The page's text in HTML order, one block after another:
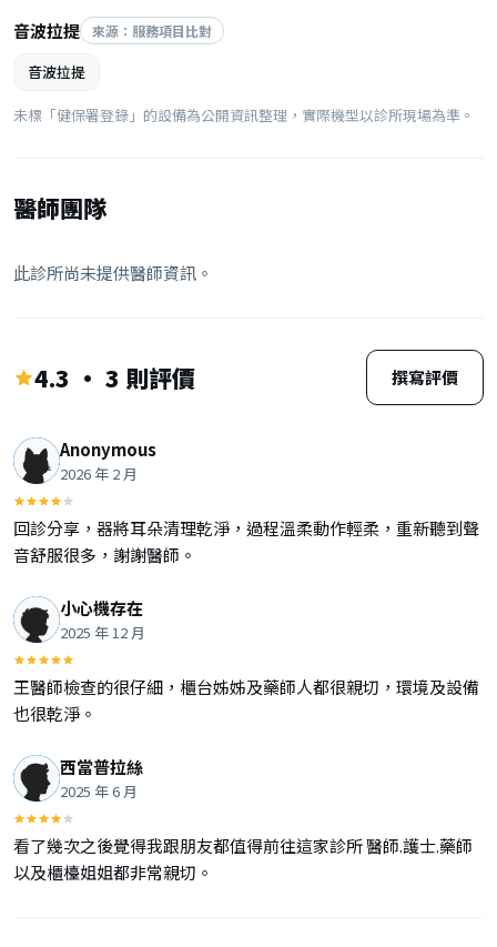
音波拉提 來源：服務項目比對
音波拉提
未標「健保署登錄」的設備為公開資訊整理，實際機型以診所現場為準。
醫師團隊
此診所尚未提供醫師資訊。
4.3 · 3 則評價 撰寫評價
Anonymous
2026 年 2 月
回診分享，器將耳朵清理乾淨，過程溫柔動作輕柔，重新聽到聲
音舒服很多，謝謝醫師。
小心機存在
2025 年 12 月
王醫師檢查的很仔細，櫃台姊姊及藥師人都很親切，環境及設備
也很乾淨。
西當普拉絲
2025 年 6 月
看了幾次之後覺得我跟朋友都值得前往這家診所 醫師.護士.藥師
以及櫃檯姐姐都非常親切。